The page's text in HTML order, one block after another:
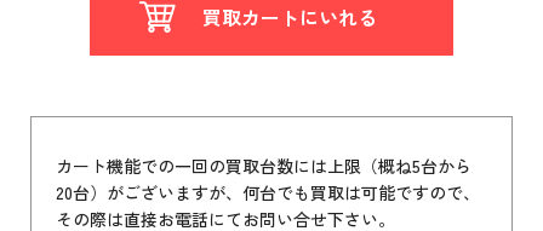
買取カートにいれる
カート機能での一回の買取台数には上限（概ね5台から
20台）がございますが、何台でも買取は可能ですので、
その際は直接お電話にてお問い合せ下さい。